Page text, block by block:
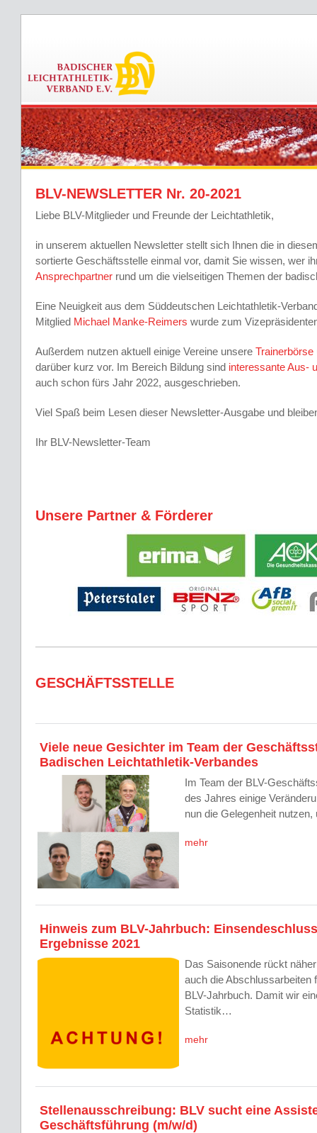
BLV-NEWSLETTER Nr. 20-2021
Liebe BLV-Mitglieder und Freunde der Leichtathletik,
in unserem aktuellen Newsletter stellt sich Ihnen die in
sortierte Geschäftsstelle einmal vor, damit Sie wissen, wer
Ansprechpartner rund um die vielseitigen Themen der
Eine Neuigkeit aus dem Süddeutschen Leichtathletik-
Mitglied Michael Manke-Reimers wurde zum
Außerdem nutzen aktuell einige Vereine unsere Trainerbörse
darüber kurz vor. Im Bereich Bildung sind interessante Aus-
auch schon fürs Jahr 2022, ausgeschrieben.
Viel Spaß beim Lesen dieser Newsletter-Ausgabe und
Ihr BLV-Newsletter-Team
Unsere Partner & Förderer
GESCHÄFTSSTELLE
Viele neue Gesichter im Team der
Badischen Leichtathletik-Verbandes
Im Team der BLV-
des Jahres einige
nun die Gelegenheit
mehr
Hinweis zum BLV-Jahrbuch: Einsendeschluss
Ergebnisse 2021
Das Saisonende rückt
auch die Abschlussarbeiten
BLV-Jahrbuch. Damit wir
Statistik…
mehr
Stellenausschreibung: BLV sucht eine
Geschäftsführung (m/w/d)